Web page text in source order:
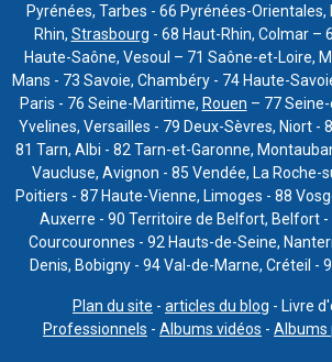
Pyrénées, Tarbes - 66 Pyrénées-Orientales,
Rhin, Strasbourg - 68 Haut-Rhin, Colmar –
Haute-Saône, Vesoul – 71 Saône-et-Loire,
Mans - 73 Savoie, Chambéry - 74 Haute-
Paris - 76 Seine-Maritime, Rouen – 77
Yvelines, Versailles - 79 Deux-Sèvres, Niort -
81 Tarn, Albi - 82 Tarn-et-Garonne,
Vaucluse, Avignon - 85 Vendée, La Roche-
Poitiers - 87 Haute-Vienne, Limoges - 88
Auxerre - 90 Territoire de Belfort, Belfort -
Courcouronnes - 92 Hauts-de-Seine,
Denis, Bobigny - 94 Val-de-Marne, Créteil -
Plan du site - articles du blog - Livre
Professionnels - Albums vidéos - Albums